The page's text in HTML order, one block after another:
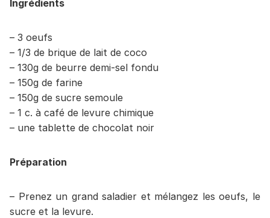
Ingrédients
– 3 oeufs
– 1/3 de brique de lait de coco
– 130g de beurre demi-sel fondu
– 150g de farine
– 150g de sucre semoule
– 1 c. à café de levure chimique
– une tablette de chocolat noir
Préparation
– Prenez un grand saladier et mélangez les oeufs, le
sucre et la levure.